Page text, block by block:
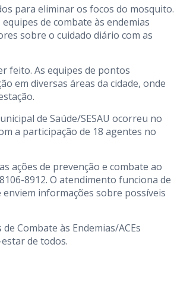
para eliminar os focos do mosquito.
de combate às endemias
sobre o cuidado diário com as
feito. As equipes de pontos
em diversas áreas da cidade, onde
de Saúde/SESAU ocorreu no
a participação de 18 agentes no
ações de prevenção e combate ao
8912. O atendimento funciona de
informações sobre possíveis
Combate às Endemias/ACEs
de todos.